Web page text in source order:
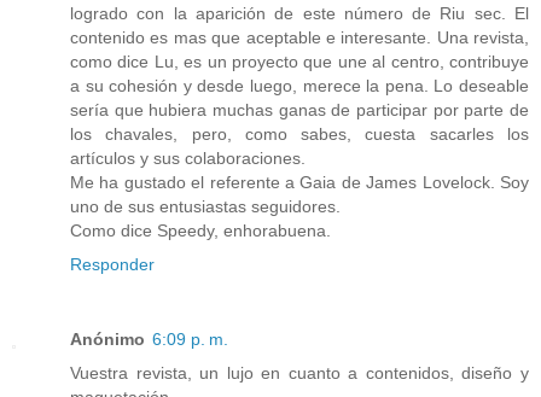
logrado con la aparición de este número de Riu sec. El
contenido es mas que aceptable e interesante. Una revista,
como dice Lu, es un proyecto que une al centro, contribuye
a su cohesión y desde luego, merece la pena. Lo deseable
sería que hubiera muchas ganas de participar por parte de
los chavales, pero, como sabes, cuesta sacarles los
artículos y sus colaboraciones.
Me ha gustado el referente a Gaia de James Lovelock. Soy
uno de sus entusiastas seguidores.
Como dice Speedy, enhorabuena.
Responder
Anónimo 6:09 p. m.
Vuestra revista, un lujo en cuanto a contenidos, diseño y